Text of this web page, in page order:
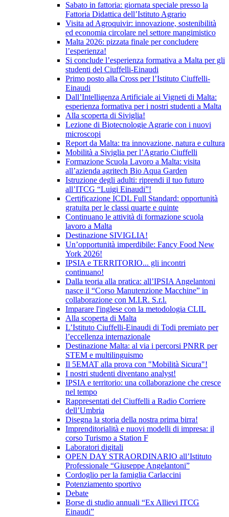
Sabato in fattoria: giornata speciale presso la
Fattoria Didattica dell’Istituto Agrario
Visita ad Agroquivir: innovazione, sostenibilità
ed economia circolare nel settore mangimistico
Malta 2026: pizzata finale per concludere
l’esperienza!
Si conclude l’esperienza formativa a Malta per gli
studenti del Ciuffelli-Einaudi
Primo posto alla Cross per l’Istituto Ciuffelli-
Einaudi
Dall’Intelligenza Artificiale ai Vigneti di Malta:
esperienza formativa per i nostri studenti a Malta
Alla scoperta di Siviglia!
Lezione di Biotecnologie Agrarie con i nuovi
microscopi
Report da Malta: tra innovazione, natura e cultura
Mobilità a Siviglia per l’Agrario Ciuffelli
Formazione Scuola Lavoro a Malta: visita
all’azienda agritech Bio Aqua Garden
Istruzione degli adulti: riprendi il tuo futuro
all’ITCG “Luigi Einaudi”!
Certificazione ICDL Full Standard: opportunità
gratuita per le classi quarte e quinte
Continuano le attività di formazione scuola
lavoro a Malta
Destinazione SIVIGLIA!
Un’opportunità imperdibile: Fancy Food New
York 2026!
IPSIA e TERRITORIO... gli incontri
continuano!
Dalla teoria alla pratica: all’IPSIA Angelantoni
nasce il “Corso Manutenzione Macchine” in
collaborazione con M.I.R. S.r.l.
Imparare l'inglese con la metodologia CLIL
Alla scoperta di Malta
L’Istituto Ciuffelli-Einaudi di Todi premiato per
l’eccellenza internazionale
Destinazione Malta: al via i percorsi PNRR per
STEM e multilinguismo
Il 5EMAT alla prova con "Mobilità Sicura"!
I nostri studenti diventano analyst!
IPSIA e territorio: una collaborazione che cresce
nel tempo
Rappresentati del Ciuffelli a Radio Corriere
dell’Umbria
Disegna la storia della nostra prima birra!
Imprenditorialità e nuovi modelli di impresa: il
corso Turismo a Station F
Laboratori digitali
OPEN DAY STRAORDINARIO all’Istituto
Professionale “Giuseppe Angelantoni”
Cordoglio per la famiglia Carlaccini
Potenziamento sportivo
Debate
Borse di studio annuali “Ex Allievi ITCG
Einaudi”